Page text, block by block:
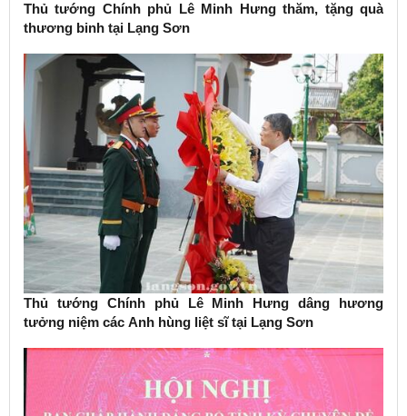
Thủ tướng Chính phủ Lê Minh Hưng thăm, tặng quà
thương binh tại Lạng Sơn
Thủ tướng Chính phủ Lê Minh Hưng dâng hương
tưởng niệm các Anh hùng liệt sĩ tại Lạng Sơn